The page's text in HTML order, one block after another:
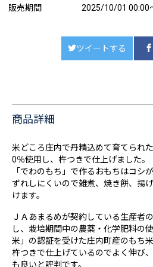
販売期間 2025/10/01 00:00
ツイートする
商品詳細
米どころ庄内で丹精込めて育てられ
0％使用し、杵つきで仕上げました。
「でわのもち」で作るおもちはコシ
ずれしにくいので雑煮、焼き餅、揚
けます。
ＪＡあまるめが契約している生産者
し、栽培期間中の農薬・化学肥料の
米」の認証を受けた庄内町産のもち
杵つきで仕上げているのでよく伸び
も良いと評判です。